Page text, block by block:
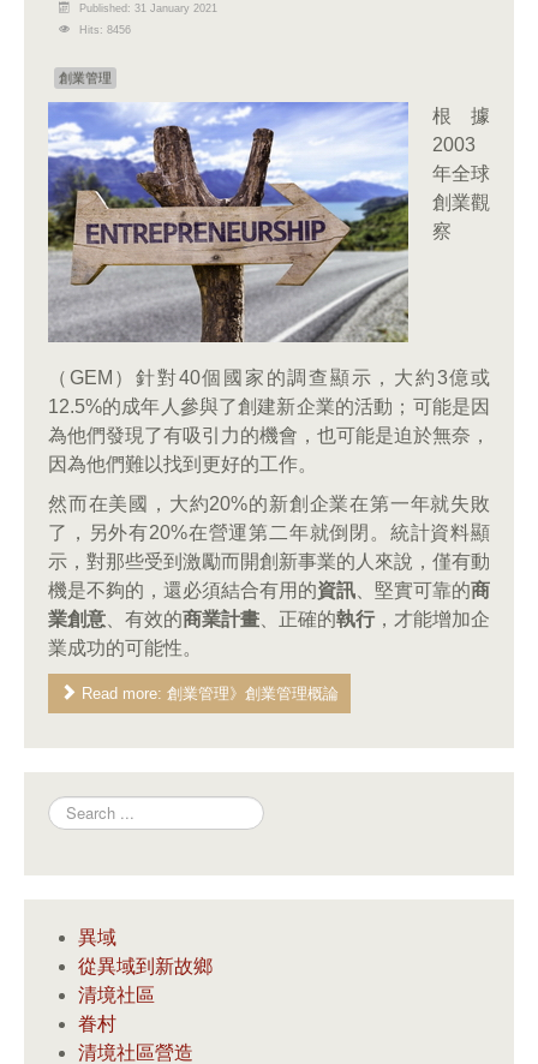
Published: 31 January 2021
Hits: 8456
創業管理
根據
2003
年全球
創業觀
察
（GEM）針對40個國家的調查顯示，大約3億或
12.5%的成年人參與了創建新企業的活動；可能是因
為他們發現了有吸引力的機會，也可能是迫於無奈，
因為他們難以找到更好的工作。
然而在美國，大約20%的新創企業在第一年就失敗
了，另外有20%在營運第二年就倒閉。統計資料顯
示，對那些受到激勵而開創新事業的人來說，僅有動
機是不夠的，還必須結合有用的資訊 、堅實可靠的商
業創意 、有效的商業計畫 、正確的執行，才能增加企
業成功的可能性。
Read more: 創業管理》創業管理概論
Search
異域
從異域到新故鄉
清境社區
眷村
清境社區營造